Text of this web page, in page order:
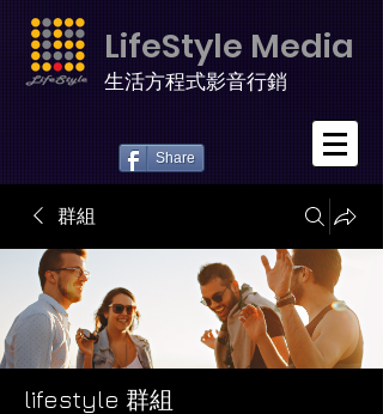
LifeStyle Media
生活方程式影音行銷
Share
群組
lifestyle 群組